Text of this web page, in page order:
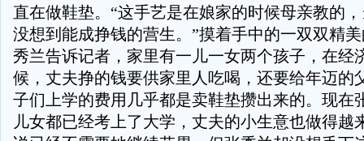
直在做鞋垫。“这手艺是在娘家的时候母亲教的
没想到能成挣钱的营生。”摸着手中的一双双精
秀兰告诉记者，家里有一儿一女两个孩子，在经
候，丈夫挣的钱要供家里人吃喝，还要给年迈的
子们上学的费用几乎都是卖鞋垫攒出来的。现在
儿女都已经考上了大学，丈夫的小生意也做得越